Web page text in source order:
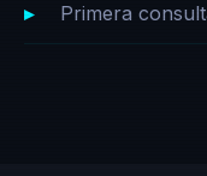
Primera